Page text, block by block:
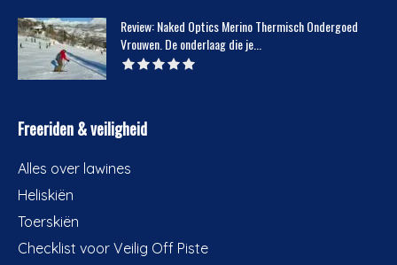
Review: Naked Optics Merino Thermisch Ondergoed
Vrouwen. De onderlaag die je...
Freeriden & veiligheid
Alles over lawines
Heliskiën
Toerskiën
Checklist voor Veilig Off Piste